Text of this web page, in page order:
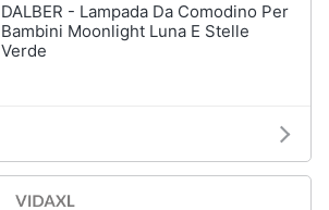
DALBER - Lampada Da Comodino Per
Bambini Moonlight Luna E Stelle
Verde